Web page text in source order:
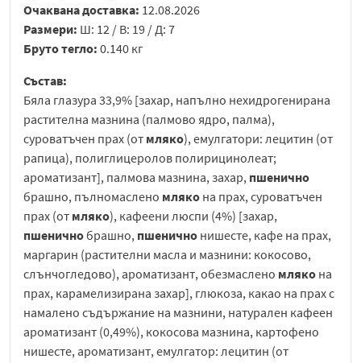
Очаквана доставка: 12.08.2026
Размери: Ш: 12 / В: 19 / Д: 7
Бруто тегло: 0.140 кг
Състав:
Бяла глазура 33,9% [захар, напълно нехидрогенирана
растителна мазнина (палмово ядро, палма),
суроватъчен прах (от мляко), емулгатори: лецитин (от
рапица), полиглицеролов полирицинолеат;
ароматизант], палмова мазнина, захар, пшенично
брашно, пълномаслено мляко на прах, суроватъчен
прах (от мляко), кафеени люспи (4%) [захар,
пшеничнобрашно, пшенично нишесте, кафе на прах,
маргарин (растителни масла и мазнини: кокосово,
слънчогледово), ароматизант, обезмаслено мляко на
прах, карамелизирана захар], глюкоза, какао на прах с
намалено съдържание на мазнини, натурален кафеен
ароматизант (0,49%), кокосова мазнина, картофено
нишесте, ароматизант, емулгатор: лецитин (от